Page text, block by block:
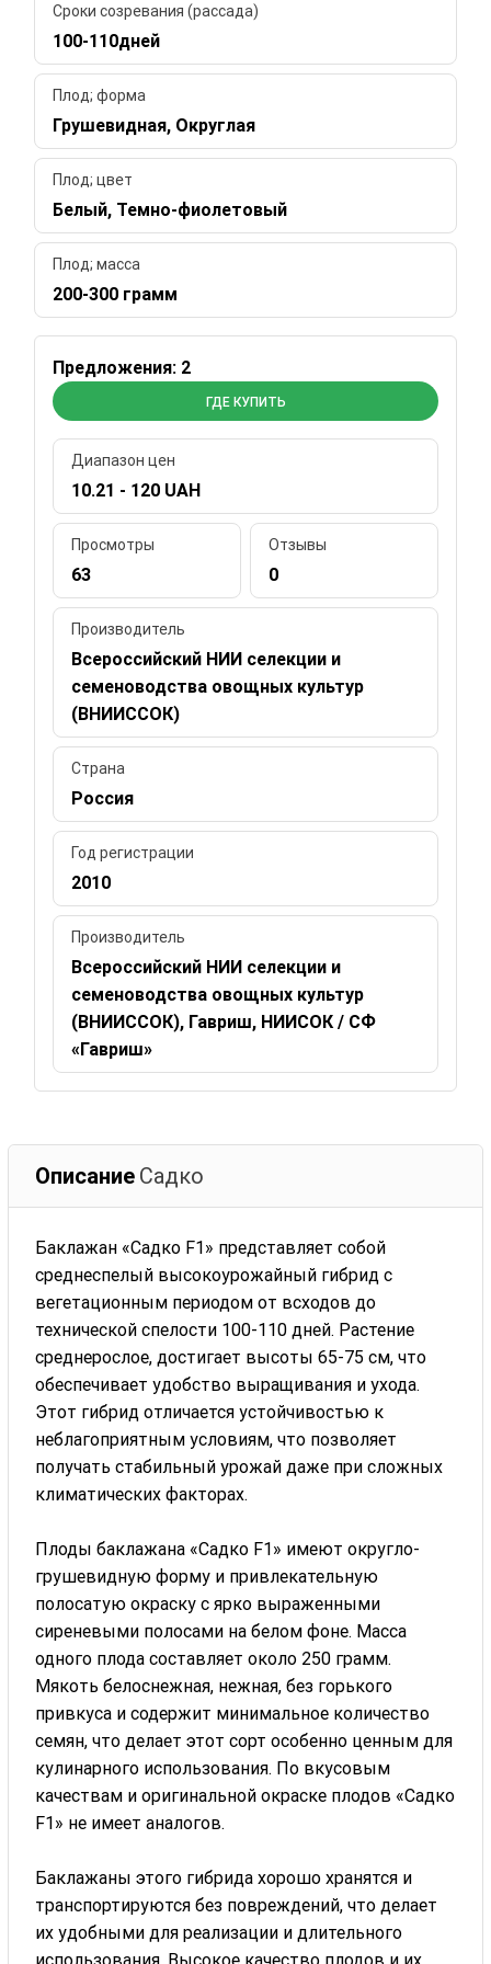
Сроки созревания (рассада)
100-110дней
Плод; форма
Грушевидная, Округлая
Плод; цвет
Белый, Темно-фиолетовый
Плод; масса
200-300 грамм
Предложения: 2
ГДЕ КУПИТЬ
Диапазон цен
10.21 - 120 UAH
Просмотры
63
Отзывы
0
Производитель
Всероссийский НИИ селекции и
семеноводства овощных культур
(ВНИИССОК)
Страна
Россия
Год регистрации
2010
Производитель
Всероссийский НИИ селекции и
семеноводства овощных культур
(ВНИИССОК), Гавриш, НИИСОК / СФ
«Гавриш»
Описание Садко
Баклажан «Садко F1» представляет собой
среднеспелый высокоурожайный гибрид с
вегетационным периодом от всходов до
технической спелости 100-110 дней. Растение
среднерослое, достигает высоты 65-75 см, что
обеспечивает удобство выращивания и ухода.
Этот гибрид отличается устойчивостью к
неблагоприятным условиям, что позволяет
получать стабильный урожай даже при сложных
климатических факторах.
Плоды баклажана «Садко F1» имеют округло-
грушевидную форму и привлекательную
полосатую окраску с ярко выраженными
сиреневыми полосами на белом фоне. Масса
одного плода составляет около 250 грамм.
Мякоть белоснежная, нежная, без горького
привкуса и содержит минимальное количество
семян, что делает этот сорт особенно ценным для
кулинарного использования. По вкусовым
качествам и оригинальной окраске плодов «Садко
F1» не имеет аналогов.
Баклажаны этого гибрида хорошо хранятся и
транспортируются без повреждений, что делает
их удобными для реализации и длительного